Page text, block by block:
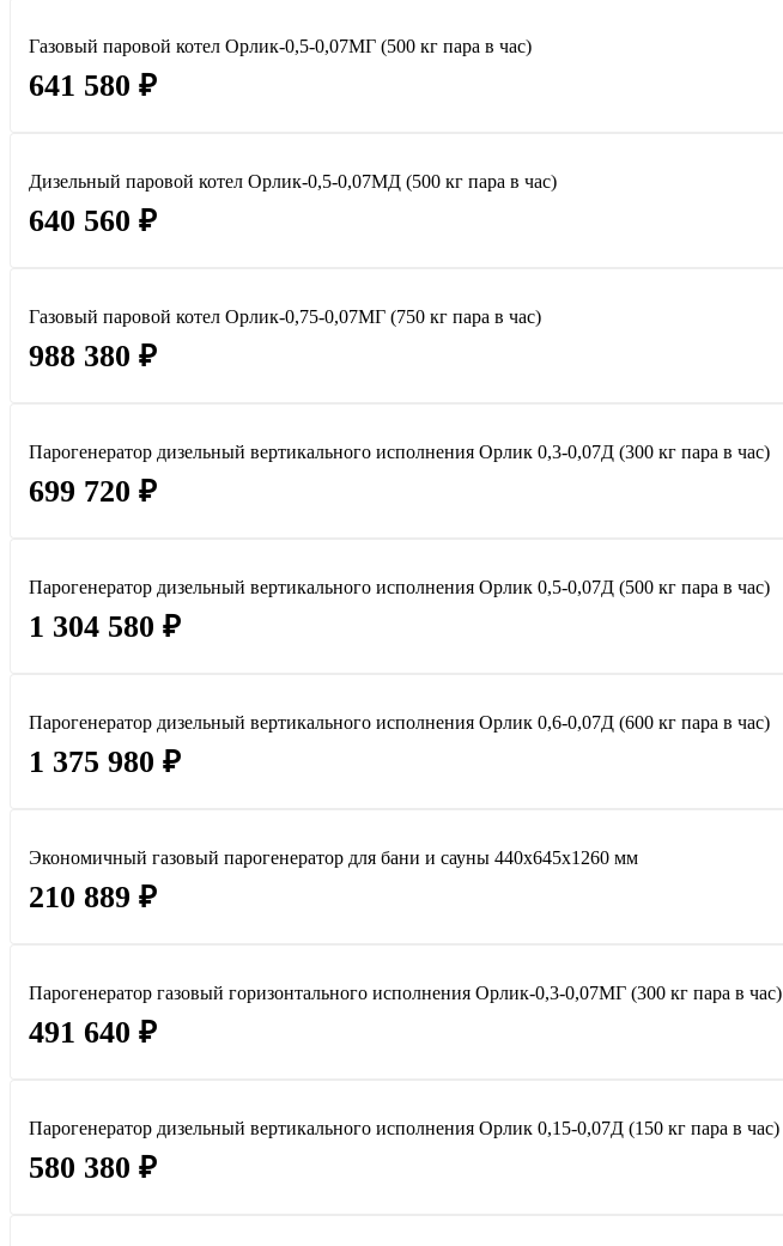
Газовый паровой котел Орлик-0,5-0,07МГ (500 кг пара в час)
641 580 ₽
Дизельный паровой котел Орлик-0,5-0,07МД (500 кг пара в час)
640 560 ₽
Газовый паровой котел Орлик-0,75-0,07МГ (750 кг пара в час)
988 380 ₽
Парогенератор дизельный вертикального исполнения Орлик 0,3-0,07Д (300 кг пара в час)
699 720 ₽
Парогенератор дизельный вертикального исполнения Орлик 0,5-0,07Д (500 кг пара в час)
1 304 580 ₽
Парогенератор дизельный вертикального исполнения Орлик 0,6-0,07Д (600 кг пара в час)
1 375 980 ₽
Экономичный газовый парогенератор для бани и сауны 440х645х1260 мм
210 889 ₽
Парогенератор газовый горизонтального исполнения Орлик-0,3-0,07МГ (300 кг пара в час)
491 640 ₽
Парогенератор дизельный вертикального исполнения Орлик 0,15-0,07Д (150 кг пара в час)
580 380 ₽